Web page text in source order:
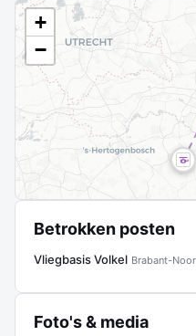
+
−
Betrokken posten
Vliegbasis Volkel Brabant-
Foto's & media